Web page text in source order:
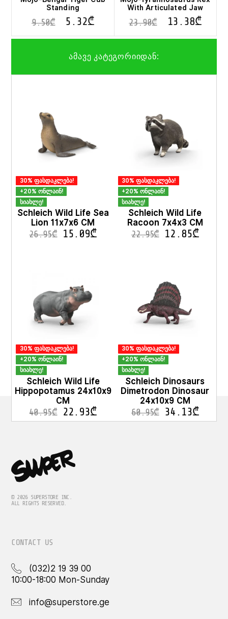
Standing
9.50₾ 5.32₾
With Articulated Jaw
23.90₾ 13.38₾
ამავე კატეგორიიდან:
30% ფასდაკლება!
+20% ონლაინ!
სიახლე!
Schleich Wild Life Sea
Lion 11x7x6 CM
26.95₾ 15.09₾
30% ფასდაკლება!
+20% ონლაინ!
სიახლე!
Schleich Wild Life
Racoon 7x4x3 CM
22.95₾ 12.85₾
30% ფასდაკლება!
+20% ონლაინ!
სიახლე!
Schleich Wild Life
Hippopotamus 24x10x9
CM
40.95₾ 22.93₾
30% ფასდაკლება!
+20% ონლაინ!
სიახლე!
Schleich Dinosaurs
Dimetrodon Dinosaur
24x10x9 CM
60.95₾ 34.13₾
© 2026 SUPERSTORE INC.
ALL RIGHTS RESERVED.
CONTACT US
(032)2 19 39 00
10:00-18:00 Mon-Sunday
info@superstore.ge